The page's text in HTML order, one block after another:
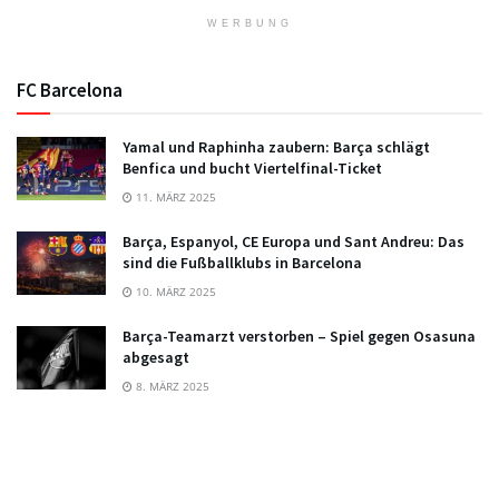
WERBUNG
FC Barcelona
Yamal und Raphinha zaubern: Barça schlägt
Benfica und bucht Viertelfinal-Ticket
11. MÄRZ 2025
Barça, Espanyol, CE Europa und Sant Andreu: Das
sind die Fußballklubs in Barcelona
10. MÄRZ 2025
Barça-Teamarzt verstorben – Spiel gegen Osasuna
abgesagt
8. MÄRZ 2025